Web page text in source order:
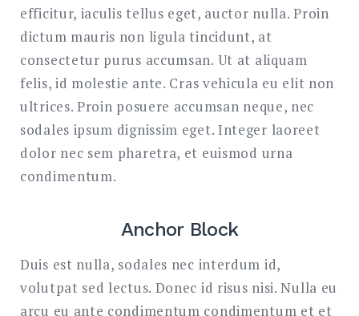
efficitur, iaculis tellus eget, auctor nulla. Proin
dictum mauris non ligula tincidunt, at
consectetur purus accumsan. Ut at aliquam
felis, id molestie ante. Cras vehicula eu elit non
ultrices. Proin posuere accumsan neque, nec
sodales ipsum dignissim eget. Integer laoreet
dolor nec sem pharetra, et euismod urna
condimentum.
Anchor Block
Duis est nulla, sodales nec interdum id,
volutpat sed lectus. Donec id risus nisi. Nulla eu
arcu eu ante condimentum condimentum et et